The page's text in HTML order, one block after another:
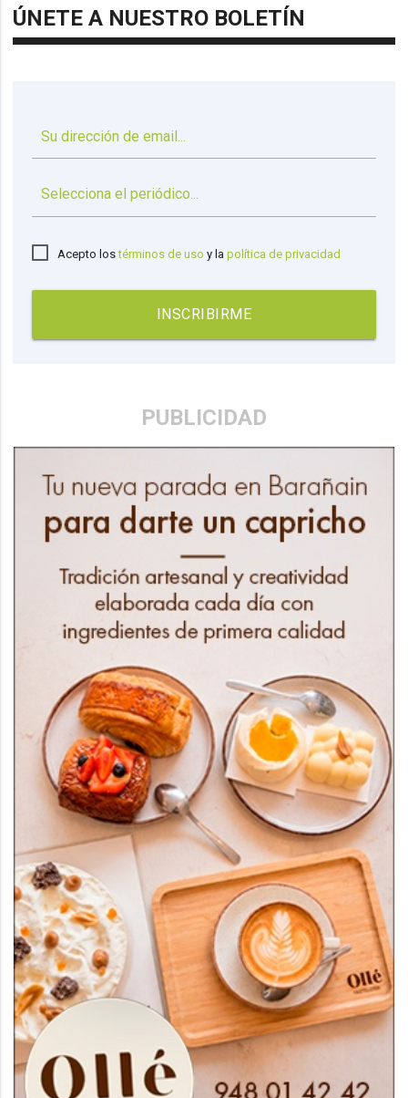
ÚNETE A NUESTRO BOLETÍN
Acepto lostérminos de uso y lapolítica de privacidad
INSCRIBIRME
PUBLICIDAD